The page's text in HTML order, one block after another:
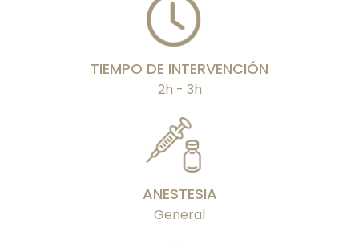
TIEMPO DE INTERVENCIÓN
2h - 3h
ANESTESIA
General